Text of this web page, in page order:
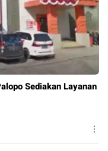
Sediakan Layanan